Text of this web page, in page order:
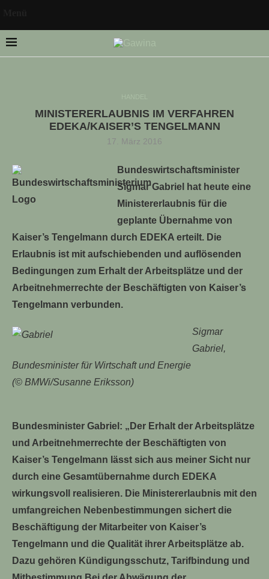
STELLENANGEBOTE!!!
MINISTERERLAUBNIS IM VERFAHREN
EDEKA/KAISER’S TENGELMANN
17. März 2016
Bundeswirtschaftsminister
Sigmar Gabriel hat heute eine
Ministererlaubnis für die
geplante Übernahme von
Kaiser’s Tengelmann durch EDEKA erteilt. Die
Erlaubnis ist mit aufschiebenden und auflösenden
Bedingungen zum Erhalt der Arbeitsplätze und der
Arbeitnehmerrechte der Beschäftigten von Kaiser’s
Tengelmann verbunden.
Sigmar
Gabriel,
Bundesminister für Wirtschaft und Energie
(© BMWi/Susanne Eriksson)
Bundesminister Gabriel: „Der Erhalt der Arbeitsplätze
und Arbeitnehmerrechte der Beschäftigten von
Kaiser’s Tengelmann lässt sich aus meiner Sicht nur
durch eine Gesamtübernahme durch EDEKA
wirkungsvoll realisieren. Die Ministererlaubnis mit den
umfangreichen Nebenbestimmungen sichert die
Beschäftigung der Mitarbeiter von Kaiser’s
Tengelmann und die Qualität ihrer Arbeitsplätze ab.
Dazu gehören Kündigungsschutz, Tarifbindung und